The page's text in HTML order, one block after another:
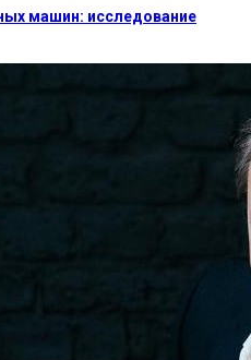
машин: исследование